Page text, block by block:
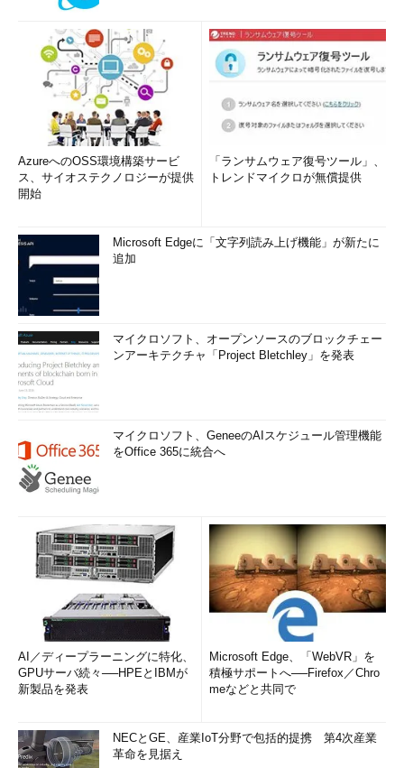
AzureへのOSS環境構築サービ
ス、サイオステクノロジーが提供
開始
「ランサムウェア復号ツール」、
トレンドマイクロが無償提供
Microsoft Edgeに「文字列読み上げ機能」が新たに
追加
マイクロソフト、オープンソースのブロックチェー
ンアーキテクチャ「Project Bletchley」を発表
マイクロソフト、GeneeのAIスケジュール管理機能
をOffice 365に統合へ
AI／ディープラーニングに特化、
GPUサーバ続々──HPEとIBMが
新製品を発表
Microsoft Edge、「WebVR」を
積極サポートへ──Firefox／Chro
meなどと共同で
NECとGE、産業IoT分野で包括的提携 第4次産業
革命を見据え